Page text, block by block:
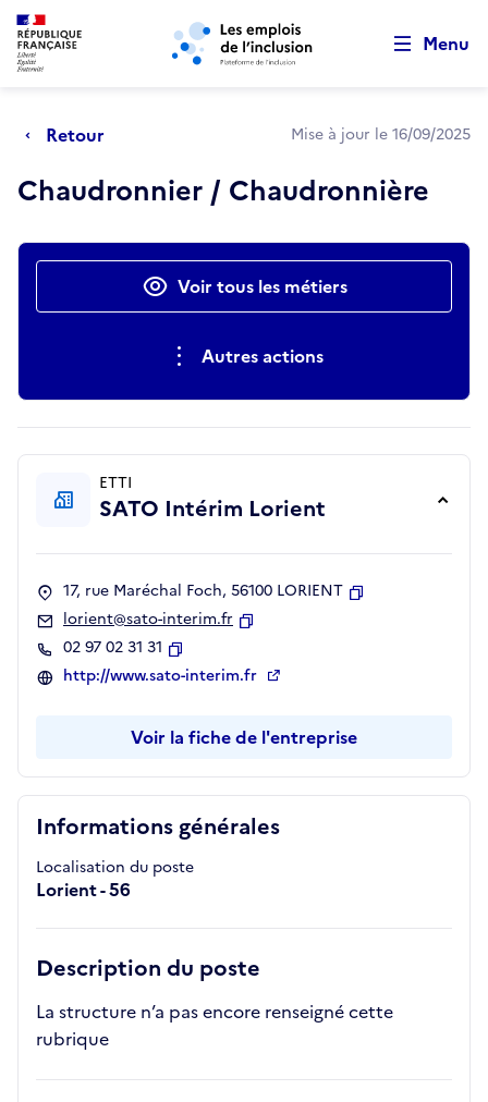
Aller au menu principal Aller au contenu principal
Menu
Retour Mise à jour le 16/09/2025
Chaudronnier / Chaudronnière
Actions rapidesVoir tous les métiers
Autres actions
Informations générales
Localisation du poste
Lorient - 56
Description du poste
La structure n’a pas encore renseigné cette
rubrique
ETTI
SATO Intérim Lorient
17, rue Maréchal Foch, 56100 LORIENT
lorient@sato-interim.fr
02 97 02 31 31
Copier
http://www.sato-interim.fr
Voir la fiche de l'entreprise
Retour au début de la page
Panneau de gestion des cookies